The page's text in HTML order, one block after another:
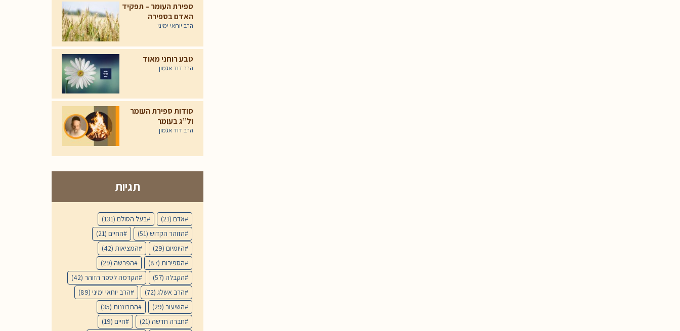
ספירת העומר – תפקיד
האדם בספירה
הרב יוחאי ימיני
טבע רוחני מאוד
הרב דוד אגמון
סודות ספירת העומר
ול”ג בעומר
הרב דוד אגמון
תגיות
אדם (21) בעל הסולם (131)
הזוהר הקדוש (51) החיים (21)
היומיום (29) המציאות (42)
הספירות (87) הפרשה (29)
הקבלה (57) הקדמה לספר הזוהר (42)
הרב אשלג (72) הרב יוחאי ימיני (89)
השיעור (29) התבוננות (35)
חברה חדשה (21) חיים (19)